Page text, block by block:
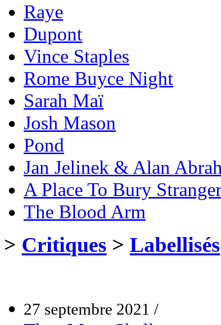
Raye
Dupont
Vince Staples
Rome Buyce Night
Sarah Maï
Josh Mason
Pond
Jan Jelinek & Alan
A Place To Bury
The Blood Arm
> Critiques > Labellisés
27 septembre 2021 /